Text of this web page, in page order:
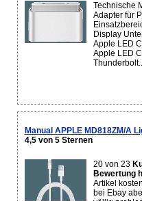
Technische
Adapter für
Display
Apple LED
Apple LED
Manual APPLE MD818ZM/A
4,5 von 5 Sternen
20 von 23
Bewertung
Artikel
bei Ebay